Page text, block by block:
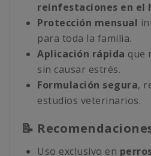
reinfestaciones en el
Protección mensual
para toda la familia.
Aplicación rápida que
sin causar estrés.
Formulación segura,
estudios veterinarios.
📝
Uso exclusivo en